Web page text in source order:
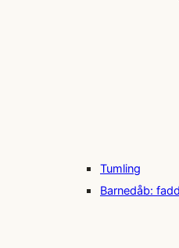
Tumling
Barnedåb: